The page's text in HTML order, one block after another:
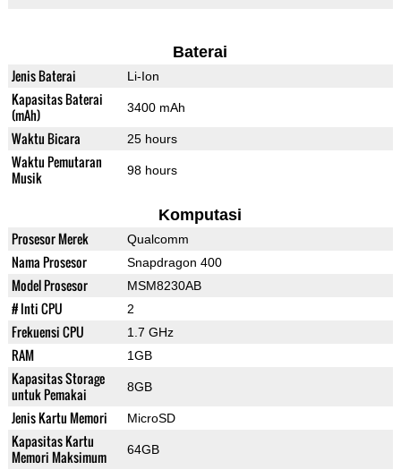
Baterai
Jenis Baterai Li-Ion
Kapasitas Baterai
(mAh)
3400 mAh
Waktu Bicara 25 hours
Waktu Pemutaran
Musik
98 hours
Komputasi
Prosesor Merek Qualcomm
Nama Prosesor Snapdragon 400
Model Prosesor MSM8230AB
# Inti CPU 2
Frekuensi CPU 1.7 GHz
RAM 1GB
Kapasitas Storage
untuk Pemakai
8GB
Jenis Kartu Memori MicroSD
Kapasitas Kartu
Memori Maksimum
64GB